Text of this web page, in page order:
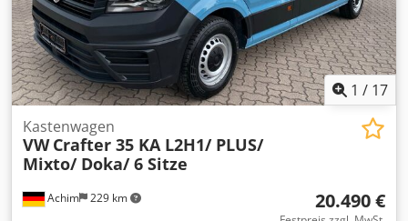
1 / 17
Achim 229 km
Kastenwagen
VW Crafter 35 KA L2H1/ PLUS/
Mixto/ Doka/ 6 Sitze
20.490 €